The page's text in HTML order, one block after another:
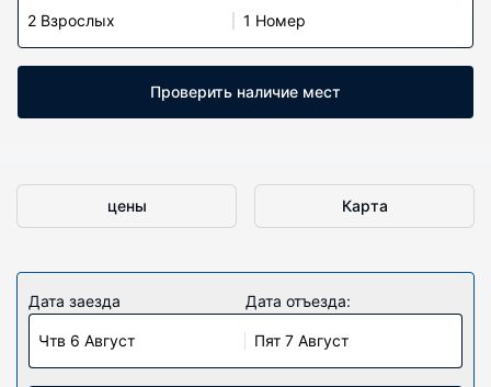
2 Взрослых 1 Номер
Проверить наличие мест
цены Карта
Дата заезда
Чтв 6 Август
Дата отъезда:
Пят 7 Август